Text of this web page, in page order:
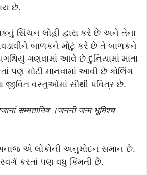
છે.
સિંચન લોહી દ્વારા કરે છે અને તેના
બાળકને મોટું કરે છે તે બાળકને
ગણવામાં આવે છે દુનિયામાં માતા
પણ મોટી માનવામાં આવી છે કોલિંગ
જીવિત વસ્તુઓમાં સૌથી પવિત્ર છે.
सम्मतानिव ।जननी जन्म भूमिश्च
એ લોકોની અનુમોદન સમાન છે.
કરતાં પણ વધુ કિંમતી છે.